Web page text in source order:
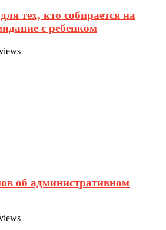
тех, кто собирается на
с ребенком
об административном